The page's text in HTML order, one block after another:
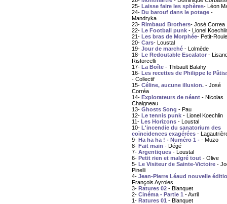
25- Laisse faire les sphères- Léon
24- Du barouf dans le potage -
Mandryka
23- Rimbaud Brothers- José Correa
22- Le Football punk - Lionel
21- Les bras de Morphée- Petit-
20- Cars- Loustal
19- Jour de marché - Lolmède
18- Le Redoutable Escalator -
Ristorcelli
17- La Boîte - Thibault Balahy
16- Les recettes de Philippe le
- Collectif
15- Céline, aucune illusion. - José
Corréa
14- Explorateurs de néant - Nicolas
Chaigneau
13- Ghosts Song - Pau
12- Le tennis punk - Lionel Koechlin
11- Les Horizons - Loustal
10- L'incendie du sanatorium des
coïncidences exagérées -
9- Ha ha ha ! - Numéro 1 - - Muzo
8- Fait main - Dégé
7- Argentiques - Loustal
6- Petit rien et malgré tout - Olive
5- Le Visiteur de Sainte-Victoire -
Pinelli
4- Jean-Pierre Léaud nouvelle
François Ayroles
3- Ratures 02 - Blanquet
2- Cinéma - Partie 1 - Avril
1- Ratures 01 - Blanquet